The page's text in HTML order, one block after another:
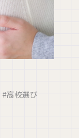
#高校選び